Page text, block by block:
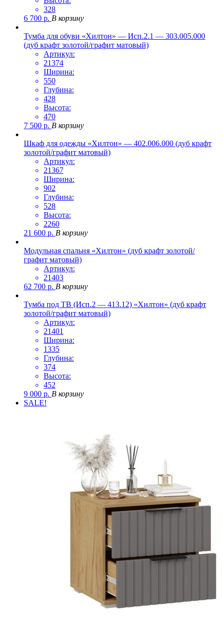
328
6 700 р. В корзину
Тумба для обуви «Хилтон» — Исп.2.1 — 303.005.000
(дуб крафт золотой/графит матовый)
Артикул:
21374
Ширина:
550
Глубина:
428
Высота:
470
7 500 р. В корзину
Шкаф для одежды «Хилтон» — 402.006.000 (дуб крафт
золотой/графит матовый)
Артикул:
21367
Ширина:
902
Глубина:
528
Высота:
2260
21 600 р. В корзину
Модульная спальня «Хилтон» (дуб крафт золотой/
графит матовый)
Артикул:
21403
62 700 р. В корзину
Тумба под ТВ (Исп.2 — 413.12) «Хилтон» (дуб крафт
золотой/графит матовый)
Артикул:
21401
Ширина:
1335
Глубина:
374
Высота:
452
9 000 р. В корзину
SALE!